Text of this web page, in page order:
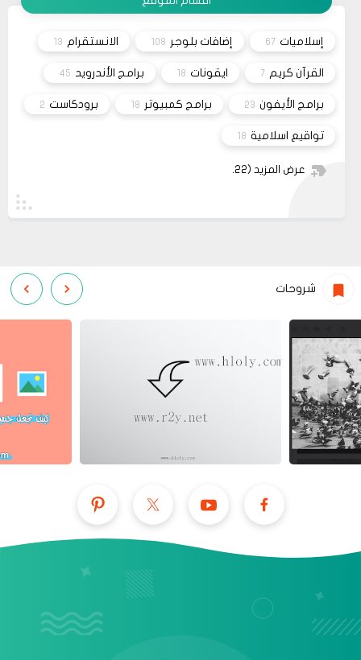
ليس هناك أي موقع لشراء القالب مثل خمسات أو
كفيل..، كما أنه ليس هناك مكان للتواصل عبر الفيسبوك
إسلاميات 67 إضافات بلوجر 108 الانستقرام 13
القرآن كريم 7 ايقونات 18 برامج الأندرويد 45
برامج الأيفون 23 برامج كمبيوتر 18 برودكاست 2
تواقيع اسلامية 18
عرض المزيد (22)
شروحات